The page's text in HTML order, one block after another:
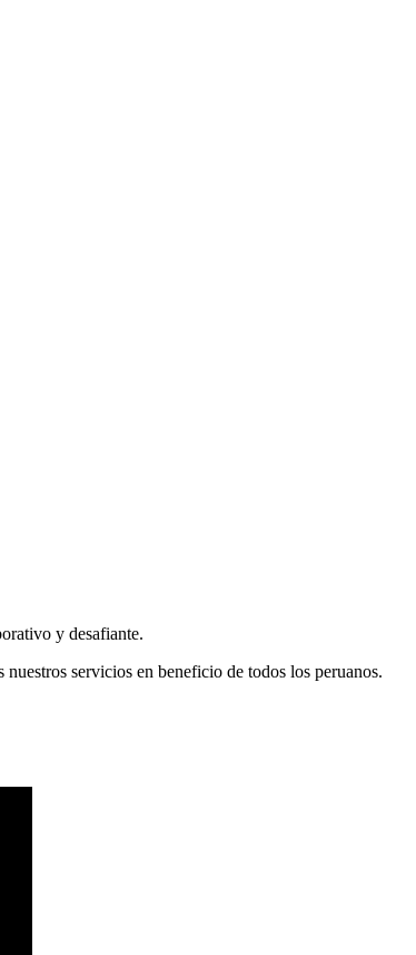
y desafiante.
servicios en beneficio de todos los peruanos.